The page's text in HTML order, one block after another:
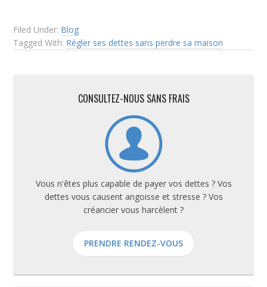
Filed Under: Blog
Tagged With: Régler ses dettes sans perdre sa maison
CONSULTEZ-NOUS SANS FRAIS
Vous n'êtes plus capable de payer vos dettes ? Vos
dettes vous causent angoisse et stresse ? Vos
créancier vous harcèlent ?
PRENDRE RENDEZ-VOUS